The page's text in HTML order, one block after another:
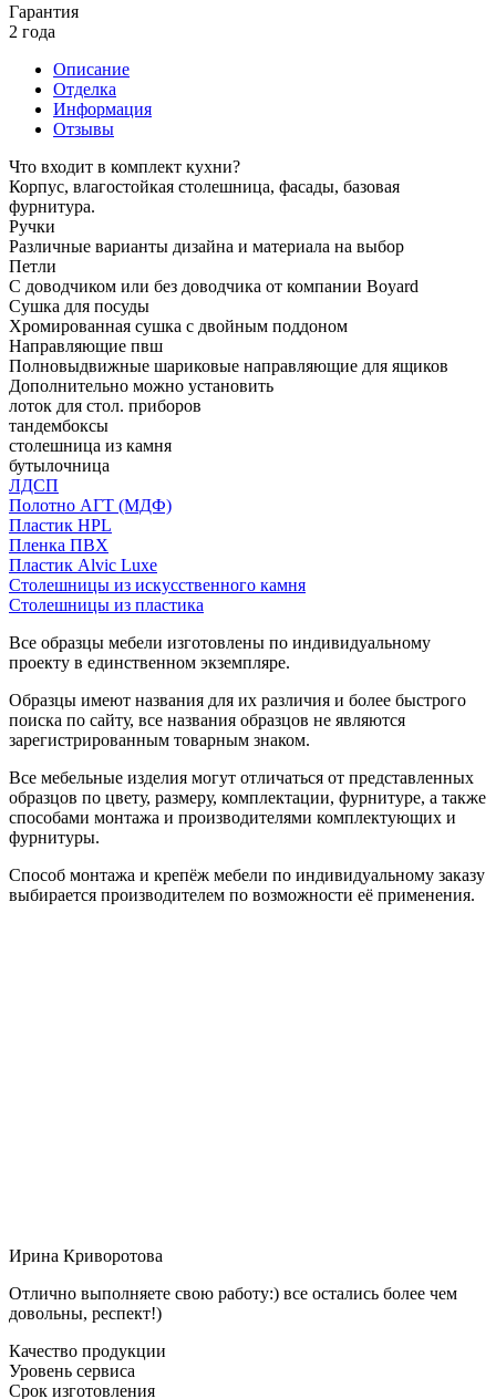
Гарантия
2 года
Описание
Отделка
Информация
Отзывы
Что входит в комплект кухни?
Корпус, влагостойкая столешница, фасады, базовая
фурнитура.
Ручки
Различные варианты дизайна и материала на выбор
Петли
С доводчиком или без доводчика от компании Boyard
Сушка для посуды
Хромированная сушка с двойным поддоном
Направляющие пвш
Полновыдвижные шариковые направляющие для ящиков
Дополнительно можно установить
лоток для стол. приборов
тандембоксы
столешница из камня
бутылочница
ЛДСП
Полотно АГТ (МДФ)
Пластик HPL
Пленка ПВХ
Пластик Alvic Luxe
Столешницы из искусственного камня
Столешницы из пластика
Все образцы мебели изготовлены по индивидуальному
проекту в единственном экземпляре.
Образцы имеют названия для их различия и более быстрого
поиска по сайту, все названия образцов не являются
зарегистрированным товарным знаком.
Все мебельные изделия могут отличаться от представленных
образцов по цвету, размеру, комплектации, фурнитуре, а также
способами монтажа и производителями комплектующих и
фурнитуры.
Способ монтажа и крепёж мебели по индивидуальному заказу
выбирается производителем по возможности её применения.
Ирина Криворотова
Отлично выполняете свою работу:) все остались более чем
довольны, респект!)
Качество продукции
Уровень сервиса
Срок изготовления